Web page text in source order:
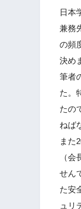
日本
兼務
の頻
決め
筆者
た。
たの
ねば
また
（
せん
た安
ュリ